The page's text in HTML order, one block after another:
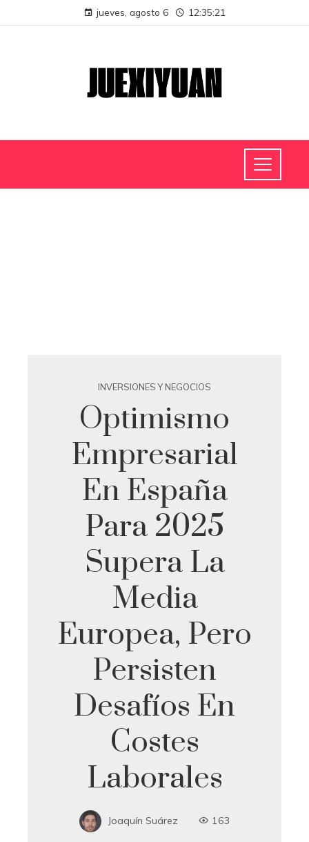
jueves, agosto 6 12:35:21
INVERSIONES Y NEGOCIOS
Optimismo
Empresarial
En España
Para 2025
Supera La
Media
Europea, Pero
Persisten
Desafíos En
Costes
Laborales
Joaquín Suárez 163